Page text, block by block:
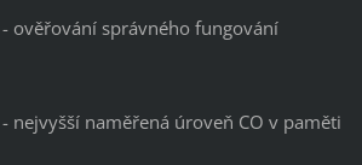
- ověřování správného fungování
nejvyšší naměřená úroveň CO v paměti